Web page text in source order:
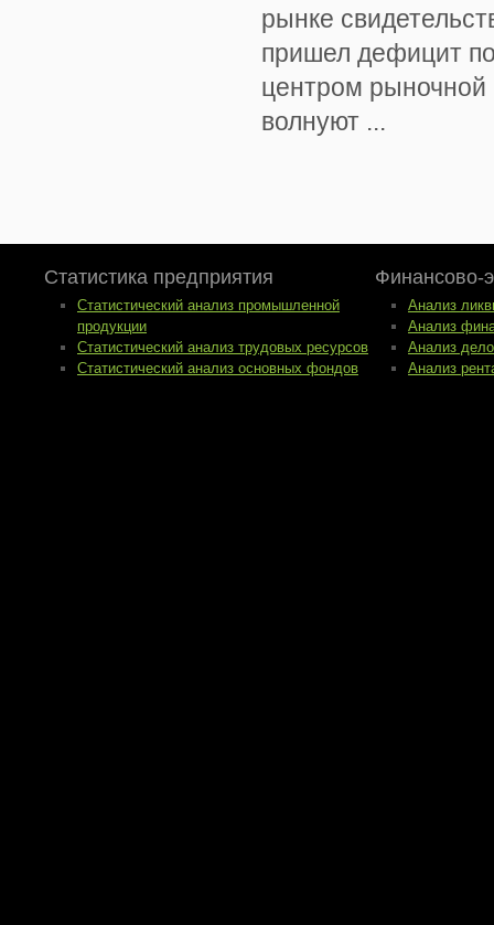
рынке
пришел дефицит
центром рыночной
волнуют ...
Статистика предприятия
Статистический анализ промышленной
продукции
Статистический анализ трудовых ресурсов
Статистический анализ основных фондов
Финансово-
Анализ
Анализ
Анализ
Анализ